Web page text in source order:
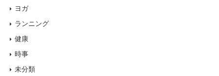
ヨガ
ランニング
健康
時事
未分類